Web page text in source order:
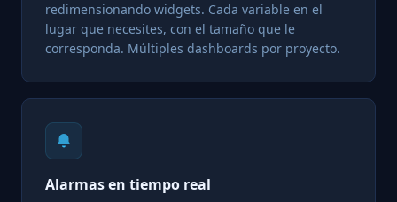
redimensionando widgets. Cada variable en el
lugar que necesites, con el tamaño que le
corresponda. Múltiples dashboards por proyecto.
Alarmas en tiempo real